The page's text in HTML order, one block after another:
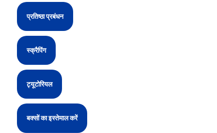
प्रतिष्ठा प्रबंधन
स्क्रैपिंग
ट्यूटोरियल
बक्सों का इस्तेमाल करें